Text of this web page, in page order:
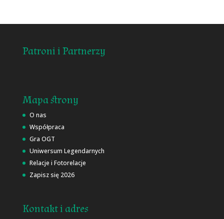
Patroni i Partnerzy
Mapa strony
O nas
Współpraca
Gra OGT
Uniwersum Legendarnych
Relacje i Fotorelacje
Zapisz się 2026
Kontakt i adres